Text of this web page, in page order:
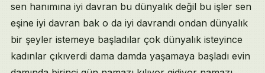
sen hanımına iyi davran bu dünyalık değil bu işler sen
eşine iyi davran bak o da iyi davrandı ondan dünyalık
bir şeyler istemeye başladılar çok dünyalık isteyince
kadınlar çıkıverdi dama damda yaşamaya başladı evin